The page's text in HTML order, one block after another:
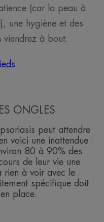
(car la peau à
une hygiène et des
viendrez à bout.
ONGLES
peut attendre
voici une inattendue :
80 à 90% des
de leur vie une
rien à voir avec le
spécifique doit
place.